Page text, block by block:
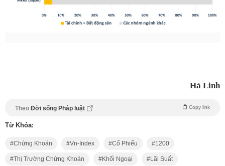
Hà Linh
Theo Đời sống Pháp luật Copy link
Từ Khóa:
Chứng Khoán Vn-Index Cổ Phiếu 1200
Thị Trường Chứng Khoán Khối Ngoại Lãi Suất